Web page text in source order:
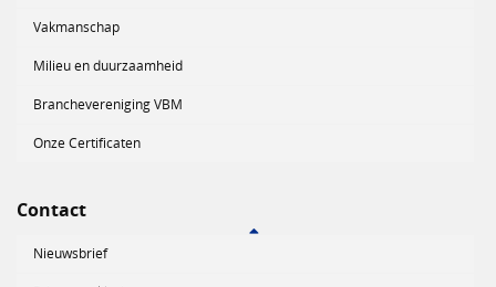
Vakmanschap
Milieu en duurzaamheid
Branchevereniging VBM
Onze Certificaten
Contact
Nieuwsbrief